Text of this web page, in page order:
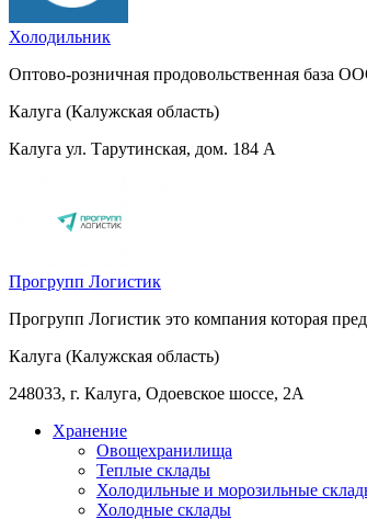
Холодильник
Оптово-розничная продовольственная база
Калуга (Калужская область)
Калуга ул. Тарутинская, дом. 184 А
Прогрупп Логистик
Прогрупп Логистик это компания которая
Калуга (Калужская область)
248033, г. Калуга, Одоевское шоссе, 2А
Хранение
Овощехранилища
Теплые склады
Холодильные и морозильные
Холодные склады